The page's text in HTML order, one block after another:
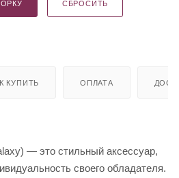
СБРОСИТЬ
КУПИТЬ ОПЛАТА
— это стильный аксессуар,
своего обладателя.